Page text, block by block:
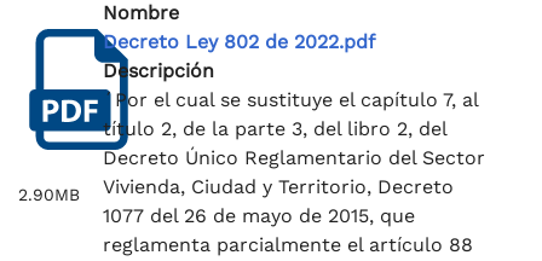
2.90MB
Nombre
Decreto Ley 802 de 2022.pdf
Descripción
´Por el cual se sustituye el capítulo 7, al
título 2, de la parte 3, del libro 2, del
Decreto Único Reglamentario del Sector
Vivienda, Ciudad y Territorio, Decreto
1077 del 26 de mayo de 2015, que
reglamenta parcialmente el artículo 88